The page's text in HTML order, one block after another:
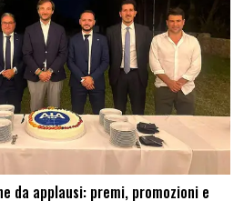
da applausi: premi, promozioni e